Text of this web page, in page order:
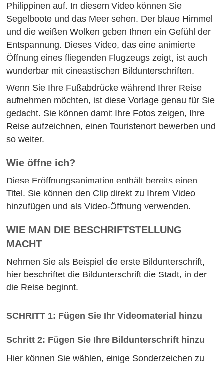
Philippinen auf. In diesem Video können Sie
Segelboote und das Meer sehen. Der blaue Himmel
und die weißen Wolken geben Ihnen ein Gefühl der
Entspannung. Dieses Video, das eine animierte
Öffnung eines fliegenden Flugzeugs zeigt, ist auch
wunderbar mit cineastischen Bildunterschriften.
Wenn Sie Ihre Fußabdrücke während Ihrer Reise
aufnehmen möchten, ist diese Vorlage genau für Sie
gedacht. Sie können damit Ihre Fotos zeigen, Ihre
Reise aufzeichnen, einen Touristenort bewerben und
so weiter.
Wie öffne ich?
Diese Eröffnungsanimation enthält bereits einen
Titel. Sie können den Clip direkt zu Ihrem Video
hinzufügen und als Video-Öffnung verwenden.
WIE MAN DIE BESCHRIFTSTELLUNG
MACHT
Nehmen Sie als Beispiel die erste Bildunterschrift,
hier beschriftet die Bildunterschrift die Stadt, in der
die Reise beginnt.
SCHRITT 1: Fügen Sie Ihr Videomaterial hinzu
Schritt 2: Fügen Sie Ihre Bildunterschrift hinzu
Hier können Sie wählen, einige Sonderzeichen zu